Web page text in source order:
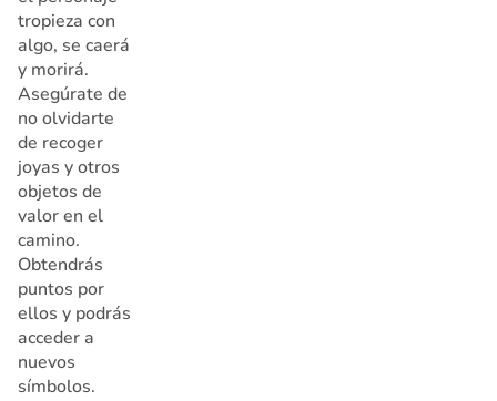
tropieza con
algo, se caerá
y morirá.
Asegúrate de
no olvidarte
de recoger
joyas y otros
objetos de
valor en el
camino.
Obtendrás
puntos por
ellos y podrás
acceder a
nuevos
símbolos.